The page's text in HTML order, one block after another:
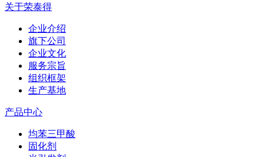
关于荣泰得
企业介绍
旗下公司
企业文化
服务宗旨
组织框架
生产基地
产品中心
均苯三甲酸
固化剂